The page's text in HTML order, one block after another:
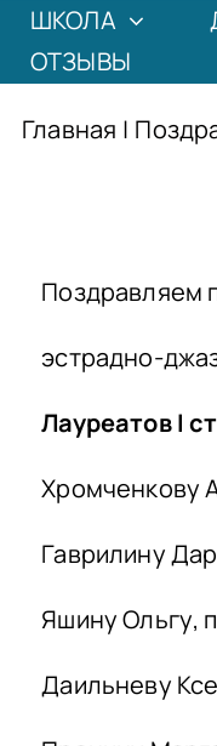
ШКОЛА
ОТЗЫВЫ
Главная |
Поздравляем
эстрадно-
Лауреатов I
Хромченкову
Гаврилину
Яшину Ольгу,
Даильневу